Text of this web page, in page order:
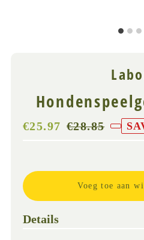
Verkoopprijs
€25.97 Normale
€28.85
beschikbaar
Details